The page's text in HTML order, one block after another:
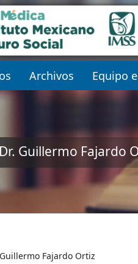
Archivos Equipo
Guillermo Fajardo
Fajardo Ortiz